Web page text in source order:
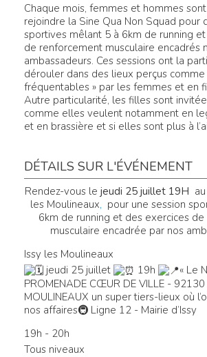
Chaque mois, femmes et hommes
rejoindre la Sine Qua Non Squad pour
sportives mêlant 5 à 6km de running
de renforcement musculaire encadrés
ambassadeurs. Ces sessions ont la
dérouler dans des lieux perçus comme
fréquentables » par les femmes et en
Autre particularité, les filles sont
comme elles veulent notamment en
et en brassière et si elles sont plus à
DÉTAILS SUR L'ÉVÉNEMENT
Rendez-vous le jeudi 25 juillet 19H
les Moulineaux, pour une session
6km de running et des exercices
musculaire encadrée par nos
Issy les Moulineaux
jeudi 25 juillet
19h
« Le
PROMENADE CŒUR DE VILLE -
MOULINEAUX un super tiers-lieux où
nos affaires🚇 Ligne 12 - Mairie d’Issy
19h - 20h
Tous niveaux